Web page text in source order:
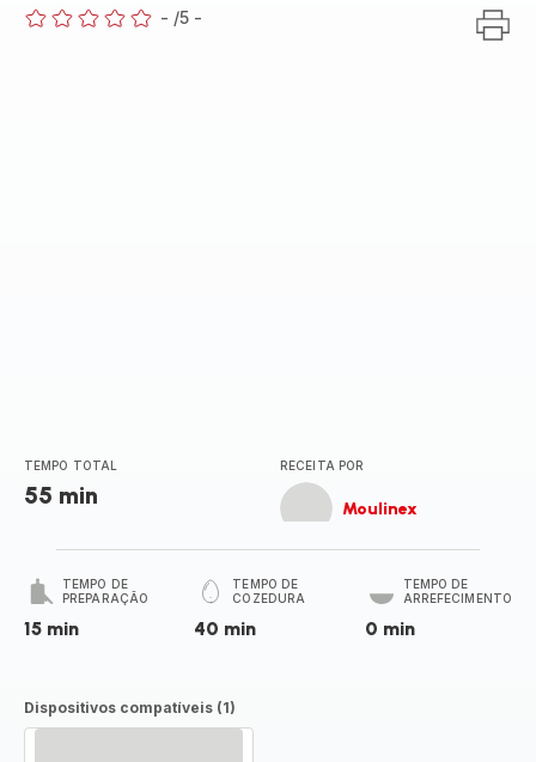
- /5 -
TEMPO TOTAL
55 min
RECEITA POR
Moulinex
TEMPO DE
PREPARAÇÃO
15 min
TEMPO DE
COZEDURA
40 min
TEMPO DE
ARREFECIMENTO
0 min
Dispositivos compatíveis (1)